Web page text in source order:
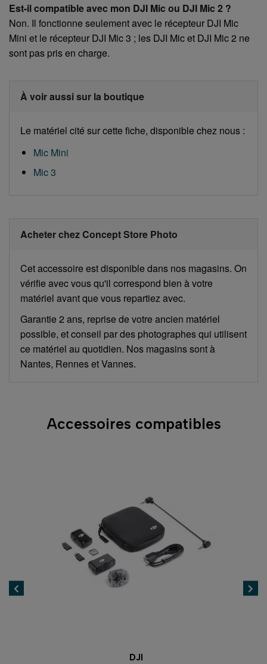
Est-il compatible avec mon DJI Mic ou DJI Mic 2 ?
Non. Il fonctionne seulement avec le récepteur DJI Mic
Mini et le récepteur DJI Mic 3 ; les DJI Mic et DJI Mic 2 ne
sont pas pris en charge.
À voir aussi sur la boutique
Le matériel cité sur cette fiche, disponible chez nous :
Mic Mini
Mic 3
Acheter chez Concept Store Photo
Cet accessoire est disponible dans nos magasins. On
vérifie avec vous qu'il correspond bien à votre
matériel avant que vous repartiez avec.
Garantie 2 ans, reprise de votre ancien matériel
possible, et conseil par des photographes qui utilisent
ce matériel au quotidien. Nos magasins sont à
Nantes, Rennes et Vannes.
Accessoires compatibles
DJI